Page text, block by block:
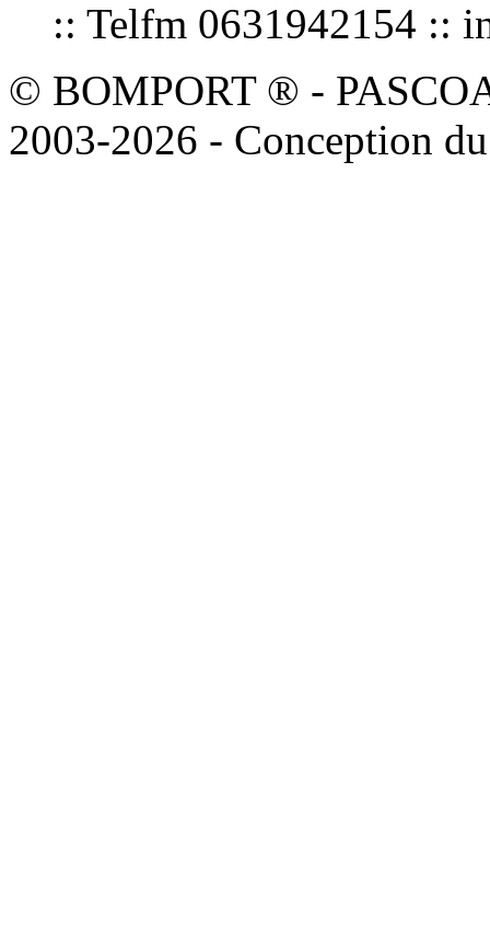
:: Telfm 0631942154 ::
© BOMPORT ® -
2003-2026 - Conception